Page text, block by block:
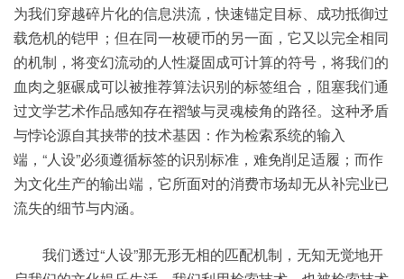
为我们穿越碎片化的信息洪流，快速锚定目标、成功抵御过
载危机的铠甲；但在同一枚硬币的另一面，它又以完全相同
的机制，将变幻流动的人性凝固成可计算的符号，将我们的
血肉之躯碾成可以被推荐算法识别的标签组合，阻塞我们通
过文学艺术作品感知存在褶皱与灵魂棱角的路径。这种矛盾
与悖论源自其挟带的技术基因：作为检索系统的输入
端，“人设”必须遵循标签的识别标准，难免削足适履；而作
为文化生产的输出端，它所面对的消费市场却无从补完业已
流失的细节与内涵。
我们透过“人设”那无形无相的匹配机制，无知无觉地开